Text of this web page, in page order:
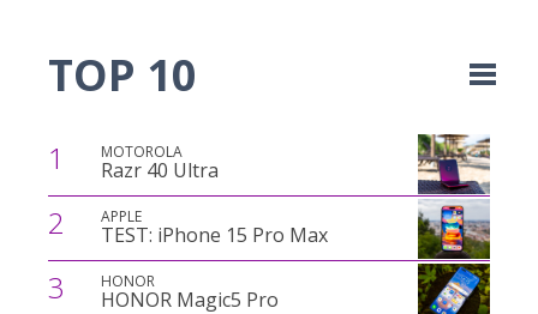
TOP 10
1 MOTOROLA
Razr 40 Ultra
2 APPLE
TEST: iPhone 15 Pro Max
3 HONOR
HONOR Magic5 Pro